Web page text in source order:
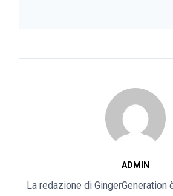
ADMIN
La redazione di GingerGeneration